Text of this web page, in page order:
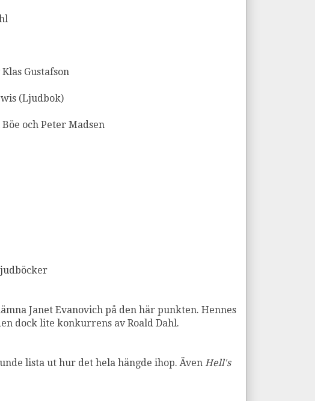
Gustafson
(Ljudbok)
Böe och Peter Madsen
Janet Evanovich på den här punkten. Hennes
dock lite konkurrens av Roald Dahl.
lista ut hur det hela hängde ihop. Även Hell's